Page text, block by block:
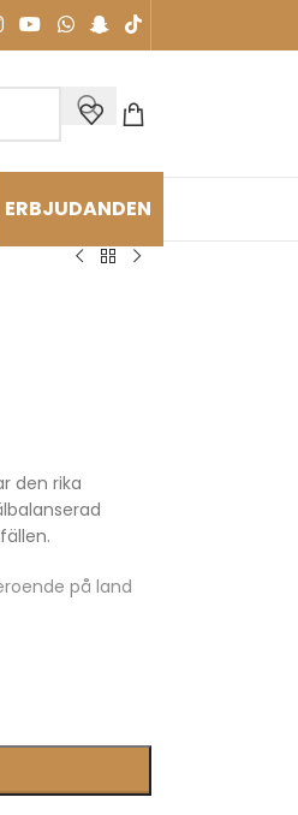
ERBJUDANDEN
den rika
på land